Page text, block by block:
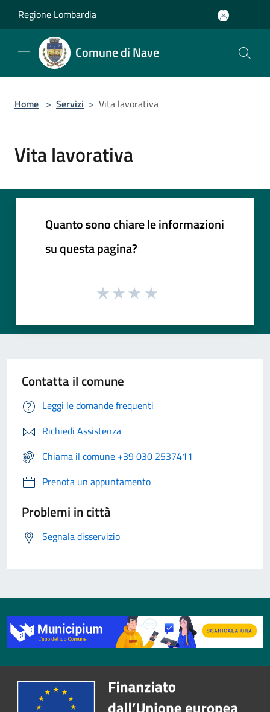
Regione Lombardia
Comune di Nave
Home > Servizi > Vita lavorativa
Vita lavorativa
Quanto sono chiare le informazioni
su questa pagina?
Contatta il comune
Leggi le domande frequenti
Richiedi Assistenza
Chiama il comune +39 030 2537411
Prenota un appuntamento
Problemi in città
Segnala disservizio